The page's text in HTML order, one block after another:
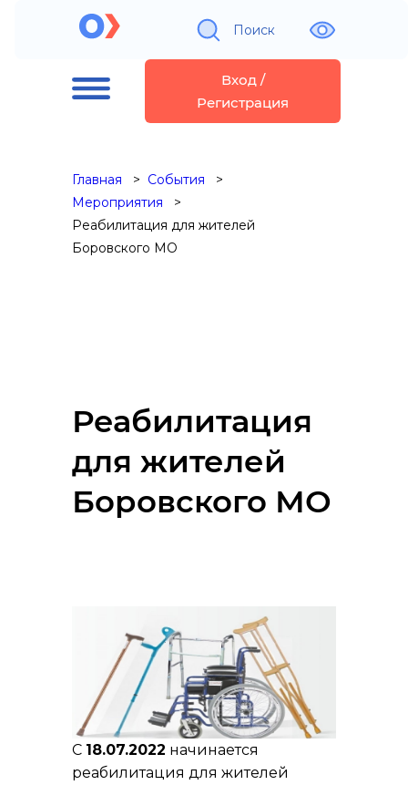
Поиск
Вход /
Регистрация
Главная
События
Мероприятия
Реабилитация для жителей
Боровского МО
Реабилитация
для жителей
Боровского МО
С 18.07.2022 начинается
реабилитация для жителей